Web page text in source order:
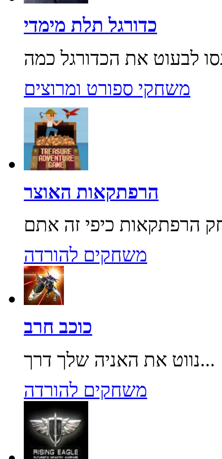
כדורגל תלת מימדי
משחקי ספורט ומרוצים
הרפתקאות האוצר
משחקים להורדה
כוכב חרב
נווט את האניה שלך דרך...
משחקים להורדה